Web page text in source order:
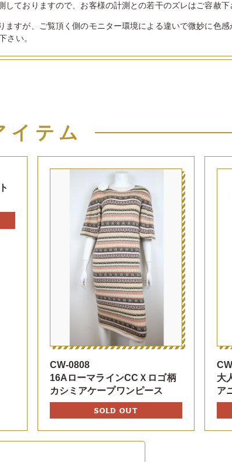
しておりますので、お客様の計測との若干のズレはご容赦下
ますが、ご覧頂く側のモニター環境による違いで微妙に色
さい。
イテム
CW-0808
16AローマラインCCＸロゴ柄
カシミアケープワンピース
SOLD OUT
大
ア